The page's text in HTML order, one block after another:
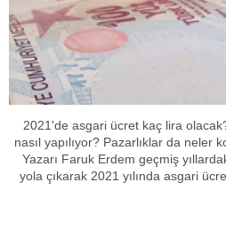
2021'de asgari ücret kaç lira
nasıl yapılıyor? Pazarlıklar da neler
Yazarı Faruk Erdem geçmiş
yola çıkarak 2021 yılında asgari